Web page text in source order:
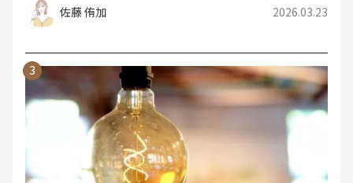
佐藤 侑加 2026.03.23